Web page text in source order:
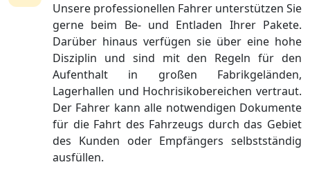
Unsere professionellen Fahrer unterstützen Sie
gerne beim Be- und Entladen Ihrer Pakete.
Darüber hinaus verfügen sie über eine hohe
Disziplin und sind mit den Regeln für den
Aufenthalt in großen Fabrikgeländen,
Lagerhallen und Hochrisikobereichen vertraut.
Der Fahrer kann alle notwendigen Dokumente
für die Fahrt des Fahrzeugs durch das Gebiet
des Kunden oder Empfängers selbstständig
ausfüllen.